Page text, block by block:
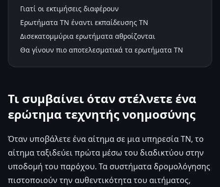
Γιατί οι εκτιμήσεις διαφέρουν
Ερωτήματα ΤΝ έναντι εκπαίδευσης ΤΝ
Δισεκατομμύρια ερωτήματα αθροίζονται
Θα γίνουν πιο αποτελεσματικά τα ερωτήματα ΤΝ
Τι συμβαίνει όταν στέλνετε ένα
ερώτημα τεχνητής νοημοσύνης
Όταν υποβάλετε ένα αίτημα σε μια υπηρεσία ΤΝ, το
αίτημα ταξιδεύει πρώτα μέσω του διαδικτύου στην
υποδομή του παρόχου. Τα συστήματα δρομολόγησης
πιστοποιούν την αυθεντικότητα του αιτήματος,